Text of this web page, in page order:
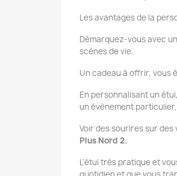
Les avantages de la
Démarquez-vous avec
scènes de vie.
Un cadeau à offrir, vous
En personnalisant un
un évènement
Voir des sourires sur
Plus Nord 2.
L'étui très pratique et